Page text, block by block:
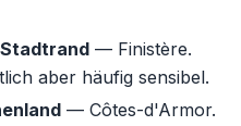
— Finistère.
aber häufig sensibel.
— Côtes-d'Armor.